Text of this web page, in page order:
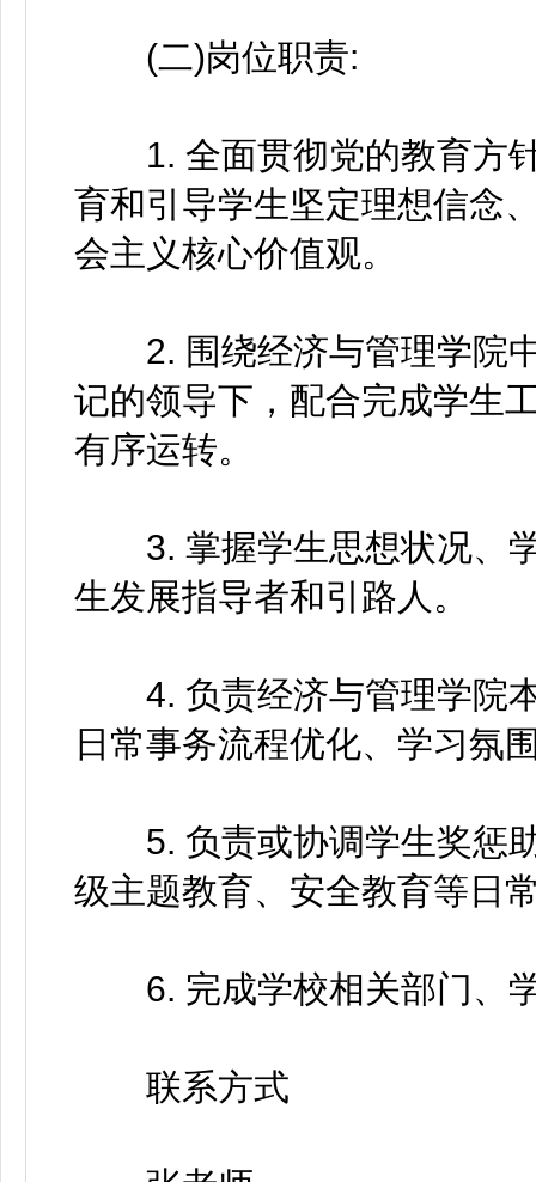
(二)岗位职责:
1. 全面贯彻党的教育方针
育和引导学生坚定理想信念
会主义核心价值观。
2. 围绕经济与管理学院中
记的领导下，配合完成学生
有序运转。
3. 掌握学生思想状况、学
生发展指导者和引路人。
4. 负责经济与管理学院本
日常事务流程优化、学习氛
5. 负责或协调学生奖惩助
级主题教育、安全教育等日
6. 完成学校相关部门、学
联系方式